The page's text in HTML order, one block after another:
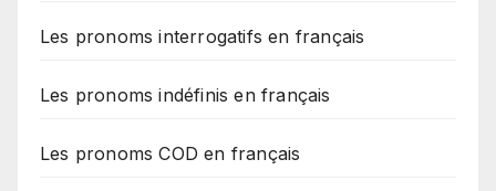
Les pronoms interrogatifs en français
Les pronoms indéfinis en français
Les pronoms COD en français